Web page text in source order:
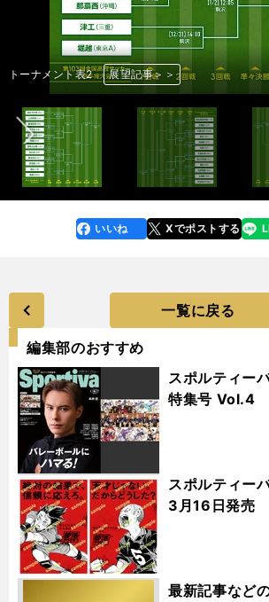
マガリェンス・アルナウド（長崎総科大附／GK
Masayoshi 紹介記事＞＞
藤吉純誠（鹿児島城西／GK） photo by
紹介記事＞＞
松田駿（青森山田／GK） photo by Tsuchiya
五嶋夏生（大津／DF） photo by Morita
小沼蒼珠（青森山田／DF） photo by Tsuchiya
紹介記事＞＞
森奏（堀越／DF） photo by Tsuchiya Masashi
田所莉旺（帝京／DF） photo by Tsuchiya
宮地陸翔（京都橘／DF） photo by Morita
田中佑磨（佐賀東／DF） photo by Morita
嶋本悠大（大津／MF） photo by Morita
大内完介（尚志／MF） photo by Tsuchiya
石井陽（前橋育英／MF） photo by Tsuchiya
亀田歩夢（流通経済大柏／MF） photo by
紹介記事＞＞
福本一太（阪南大高／MF） photo by Morita
紹介記事＞＞
高岡伶颯（日章学園／FW） photo by Morita
紹介記事＞＞
山下景司（大津／FW） photo by Tsuchiya
石川大也（青森山田／FW） photo by Tsuchiya
紹介記事＞＞
竹花龍生（明秀日立／FW） photo by Tsuchiya
紹介記事＞＞
オノノジュ慶吏（前橋育英／FW） photo by
紹介記事＞＞
加藤隆成（帝京大可児／FW） photo by Morita
紹介記事＞＞
門田翔平（高知／FW） photo by Morita
トーナメント表1 展望記事＞＞
トーナメント表2 展望記事＞＞
トーナメント表3 展望記事＞＞
トーナメント表4 展望記事＞＞
前へ
faceboo
k
いいね Xでポストする
line
一覧に戻る
編集部のおすすめ
スポルティー
特集号 Vol.4
スポルティ
3月16日発売
最新記事など